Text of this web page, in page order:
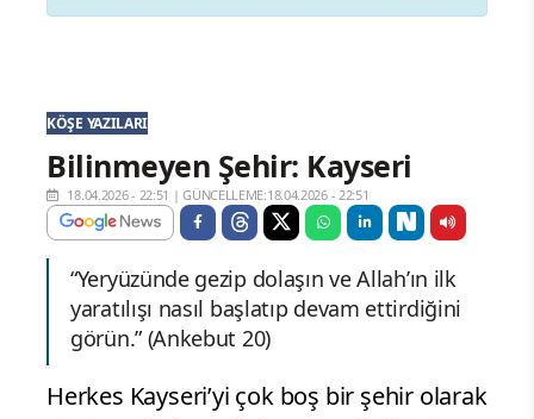
KÖŞE YAZILARI
Bilinmeyen Şehir: Kayseri
18.04.2026 - 22:51 |GÜNCELLEME:18.04.2026 - 22:51
“Yeryüzünde gezip dolaşın ve Allah’ın ilk
yaratılışı nasıl başlatıp devam ettirdiğini
görün.” (Ankebut 20)
Herkes Kayseri’yi çok boş bir şehir olarak